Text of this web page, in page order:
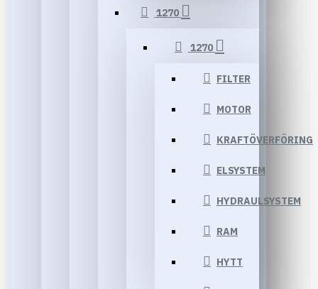
1270
1270
FILTER
MOTOR
KRAFTÖVERFÖRING
ELSYSTEM
HYDRAULSYSTEM
RAM
HYTT